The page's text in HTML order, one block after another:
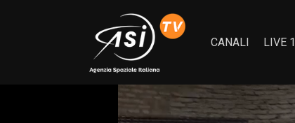
CANALI LIVE 1